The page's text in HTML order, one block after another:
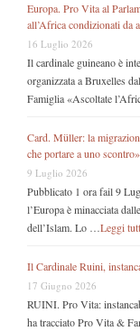
Europa. Pro Vita al
all’Africa condizionati da
16 Luglio 2026
Il cardinale guineano è
organizzata a Bruxelles
Famiglia «Ascoltate
Card. Müller: la
che portare a uno scontro»
9 Luglio 2026
Pubblicato 1 ora fail 9
l’Europa è minacciata
dell’Islam. Lo … Leggi
Il Cardinale Ruini,
17 Giugno 2026
RUINI. Pro Vita:
ha tracciato Pro Vita &